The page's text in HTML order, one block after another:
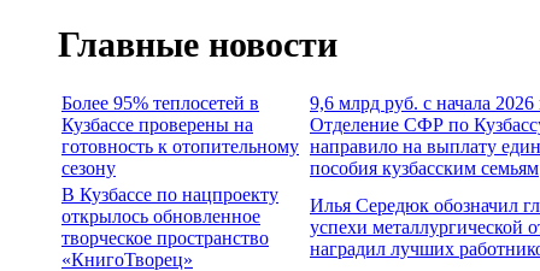
Главные новости
Более 95% теплосетей в
Кузбассе проверены на
готовность к отопительному
сезону
9,6 млрд руб. с начала 2026
Отделение СФР по
направило на выплату
пособия кузбасским семьям
В Кузбассе по нацпроекту
открылось обновленное
творческое пространство
«КнигоТворец»
Илья Середюк обозначил
успехи металлургической
наградил лучших